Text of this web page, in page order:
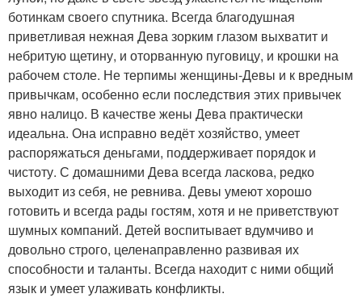
ботинкам своего спутника. Всегда благодушная
приветливая нежная Дева зорким глазом выхватит и
небритую щетину, и оторванную пуговицу, и крошки на
рабочем столе. Не терпимы женщины-Девы и к вредным
привычкам, особенно если последствия этих привычек
явно налицо. В качестве жены Дева практически
идеальна. Она исправно ведёт хозяйство, умеет
распоряжаться деньгами, поддерживает порядок и
чистоту. С домашними Дева всегда ласкова, редко
выходит из себя, не ревнива. Девы умеют хорошо
готовить и всегда рады гостям, хотя и не приветствуют
шумных компаний. Детей воспитывает вдумчиво и
довольно строго, целенаправленно развивая их
способности и таланты. Всегда находит с ними общий
язык и умеет улаживать конфликты.